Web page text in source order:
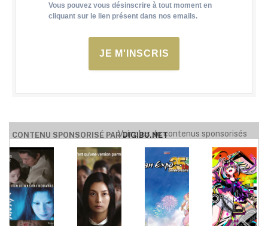
Vous pouvez vous désinscrire à tout moment en
cliquant sur le lien présent dans nos emails.
JE M'INSCRIS
CONTENU SPONSORISÉ PARDIGIBU.NET
Voir plus de contenus sponsorisés